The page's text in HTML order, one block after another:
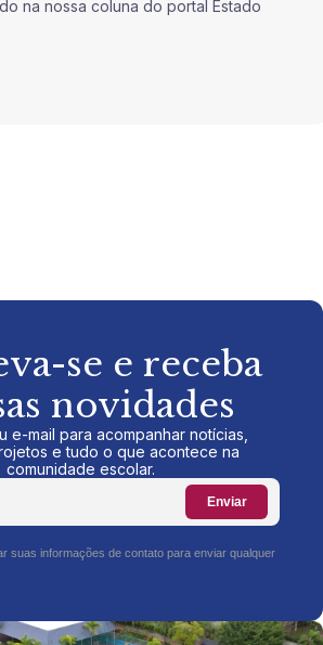
na nossa coluna do portal Estado
se e receba
novidades
e-mail para acompanhar notícias,
e tudo o que acontece na
comunidade escolar.
Enviar
suas informações de contato para enviar qualquer